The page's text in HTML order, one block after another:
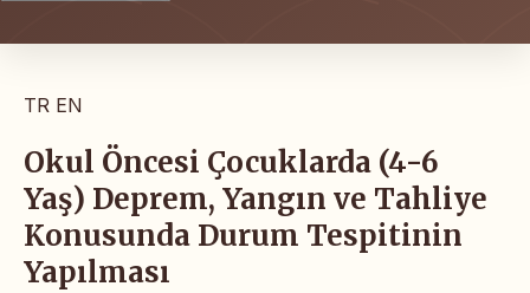
TR EN
Okul Öncesi Çocuklarda (4-6
Yaş) Deprem, Yangın ve Tahliye
Konusunda Durum Tespitinin
Yapılması